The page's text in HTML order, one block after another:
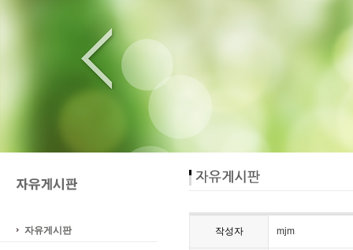
자유게시판 작성자 mjm